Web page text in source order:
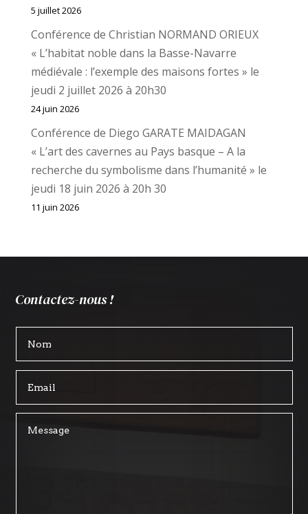
5 juillet 2026
Conférence de Christian NORMAND ORIEUX
« L’habitat noble dans la Basse-Navarre
médiévale : l’exemple des maisons fortes » le
jeudi 2 juillet 2026 à 20h30
24 juin 2026
Conférence de Diego GARATE MAIDAGAN
« L’art des cavernes au Pays basque – A la
recherche du symbolisme dans l’humanité » le
jeudi 18 juin 2026 à 20h 30
11 juin 2026
Contactez-nous !